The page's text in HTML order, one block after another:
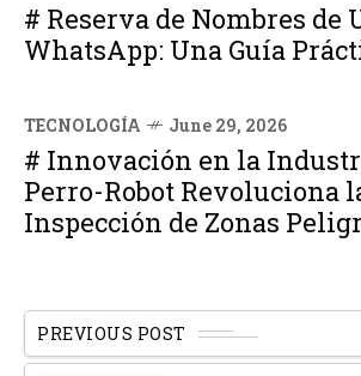
# Reserva de Nombres de
WhatsApp: Una Guía
TECNOLOGÍA June 29, 2026
# Innovación en la
Perro-Robot Revoluciona
Inspección de Zonas
PREVIOUS POST